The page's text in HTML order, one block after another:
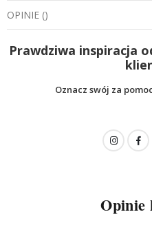
OPINIE ()
Prawdziwa inspiracja
Oznacz swój za
Opinie